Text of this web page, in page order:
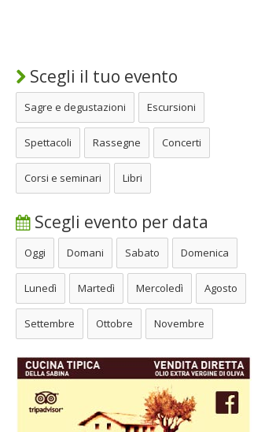
Scegli il tuo evento
Sagre e degustazioni Escursioni
Spettacoli Rassegne Concerti
Corsi e seminari Libri
Scegli evento per data
Oggi Domani Sabato Domenica
Lunedì Martedì Mercoledì Agosto
Settembre Ottobre Novembre